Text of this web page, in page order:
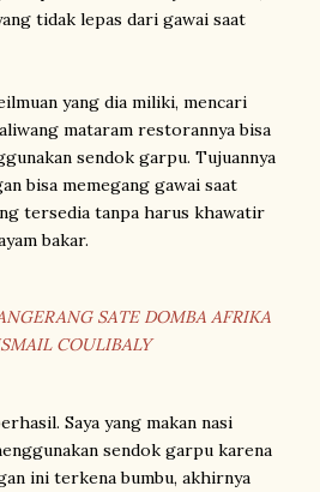
tidak lepas dari gawai saat
yang dia miliki, mencari
mataram restorannya bisa
sendok garpu. Tujuannya
bisa memegang gawai saat
tersedia tanpa harus khawatir
bakar.
SATE DOMBA AFRIKA
COULIBALY
Saya yang makan nasi
sendok garpu karena
ini terkena bumbu, akhirnya